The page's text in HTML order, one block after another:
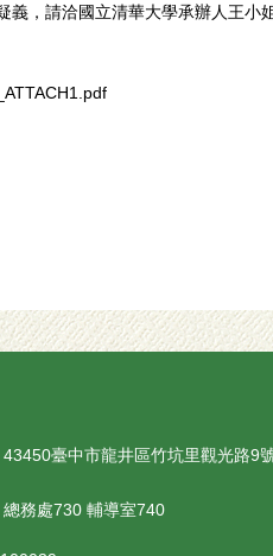
義，請洽國立清華大學承辦人王小
43450臺中市龍井區竹坑里觀光路9
務處730 輔導室740